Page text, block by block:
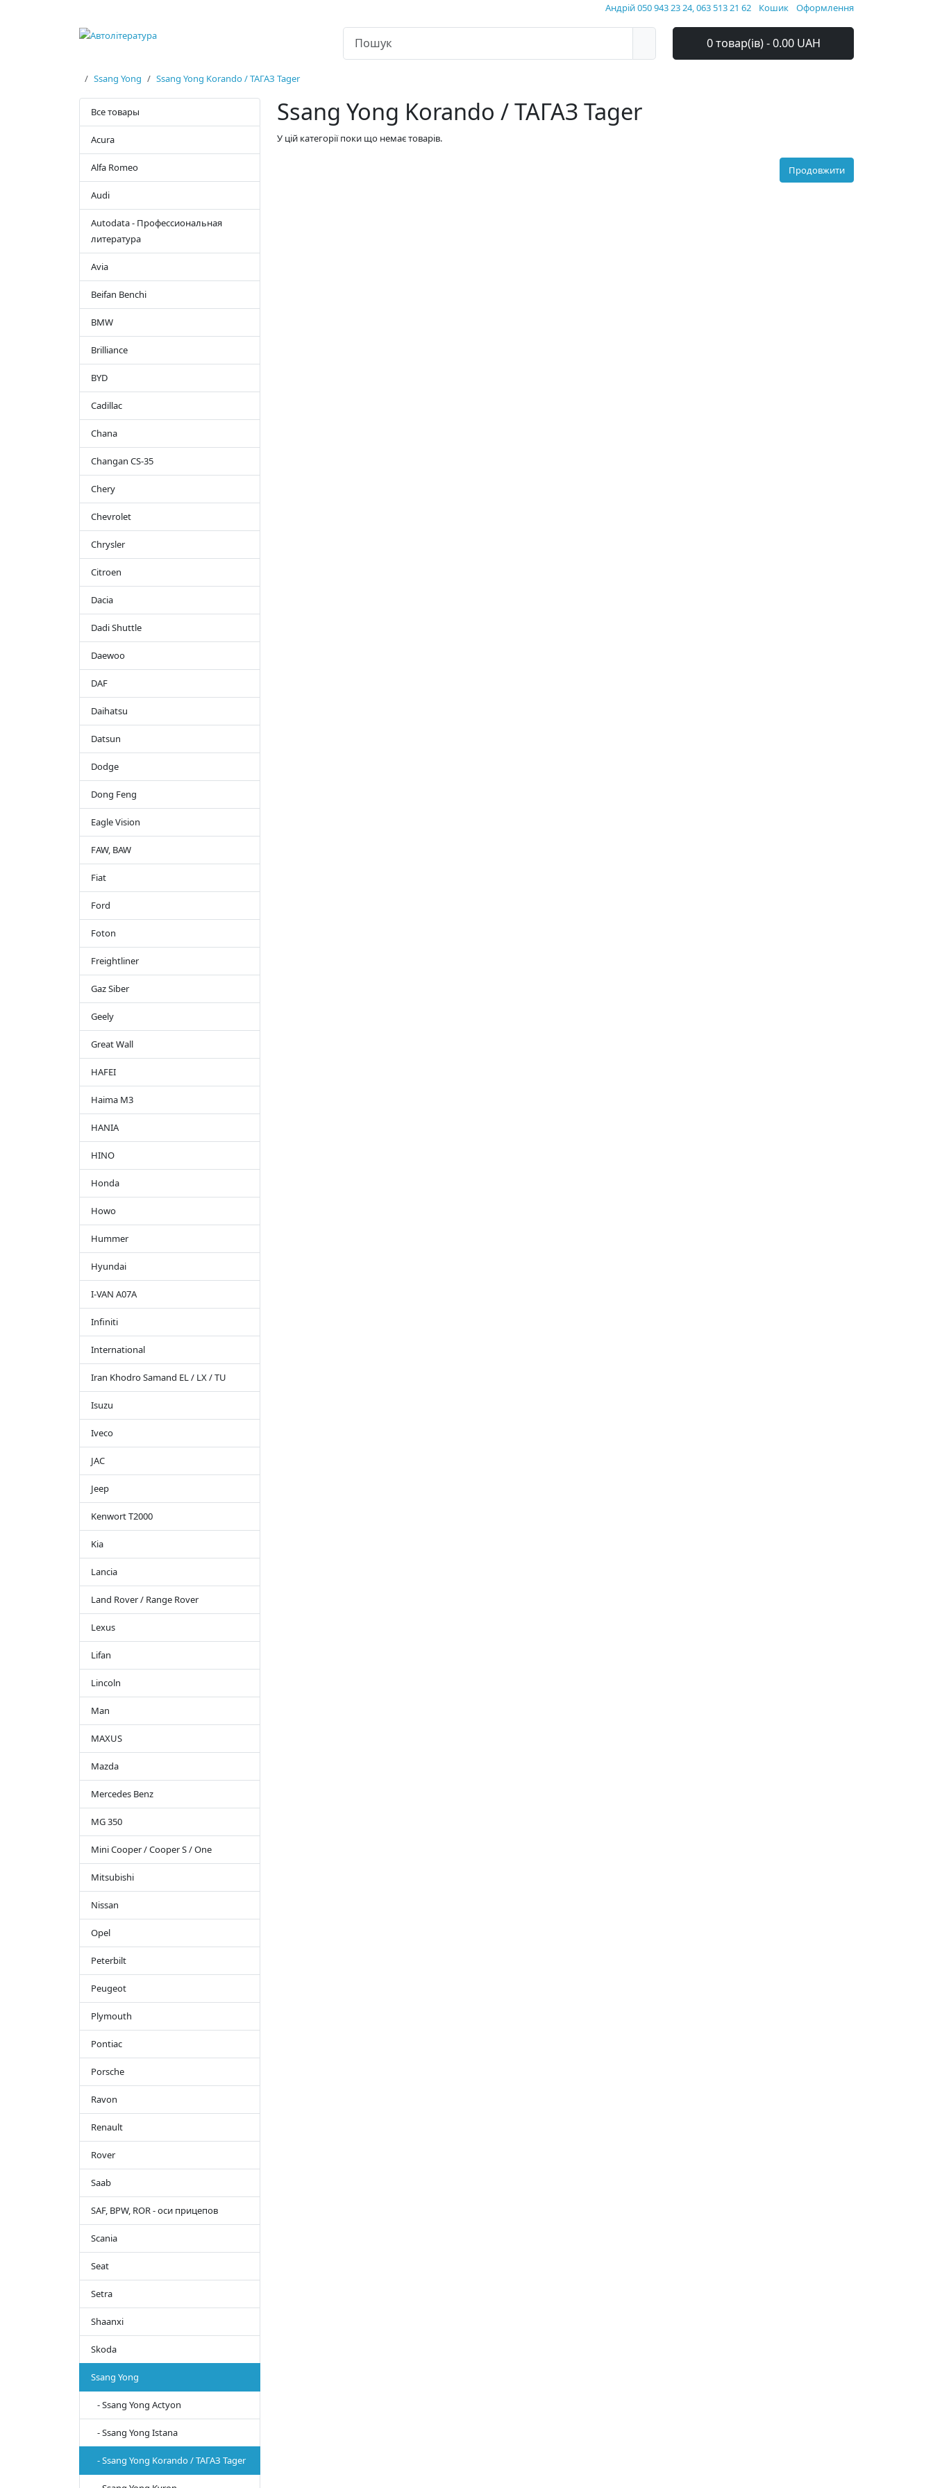
Андрій 050 943 23 24, 063 513 21 62 Кошик Оформлення
0 товар(ів) - 0.00 UAH
Ssang Yong Ssang Yong Korando / ТАГАЗ Tager
Все товары
Acura
Alfa Romeo
Audi
Autodata - Профессиональная
литература
Avia
Beifan Benchi
BMW
Brilliance
BYD
Cadillac
Chana
Changan CS-35
Chery
Chevrolet
Chrysler
Citroen
Dacia
Dadi Shuttle
Daewoo
DAF
Daihatsu
Datsun
Dodge
Dong Feng
Eagle Vision
FAW, BAW
Fiat
Ford
Foton
Freightliner
Gaz Siber
Geely
Great Wall
HAFEI
Haima M3
HANIA
HINO
Honda
Howo
Hummer
Hyundai
I-VAN A07A
Infiniti
International
Iran Khodro Samand EL / LX / TU
Isuzu
Iveco
JAC
Jeep
Kenwort T2000
Kia
Lancia
Land Rover / Range Rover
Lexus
Lifan
Lincoln
Man
MAXUS
Mazda
Mercedes Benz
MG 350
Mini Cooper / Cooper S / One
Mitsubishi
Nissan
Opel
Peterbilt
Peugeot
Plymouth
Pontiac
Porsche
Ravon
Renault
Rover
Saab
SAF, BPW, ROR - оси прицепов
Scania
Seat
Setra
Shaanxi
Skoda
Ssang Yong
- Ssang Yong Actyon
- Ssang Yong Istana
- Ssang Yong Korando / ТАГАЗ Tager
Ssang Yong Korando / ТАГАЗ Tager
У цій категорії поки що немає товарів.
Продовжити